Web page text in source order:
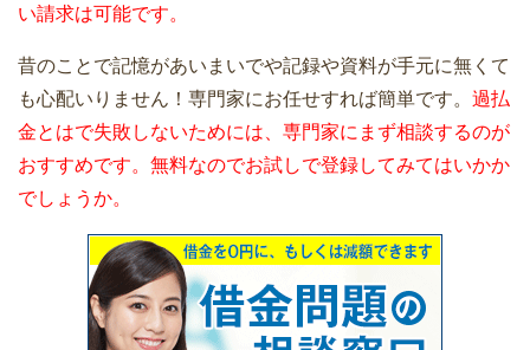
い請求は可能です。
昔のことで記憶があいまいでや記録や資料が手元に無くて
も心配いりません！専門家にお任せすれば簡単です。 過払
金とはで失敗しないためには、専門家にまず相談するのが
おすすめです。無料なのでお試しで登録してみてはいかか
でしょうか。